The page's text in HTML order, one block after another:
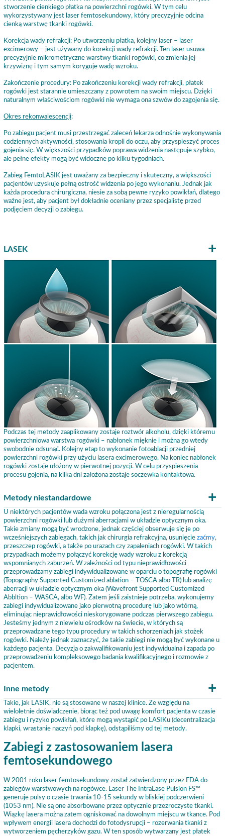
stworzenie cienkiego płatka na powierzchni rogówki. W tym celu
wykorzystywany jest laser femtosekundowy, który precyzyjnie odcina
cienką warstwę tkanki rogówki.
Korekcja wady refrakcji: Po utworzeniu płatka, kolejny laser – laser
excimerowy – jest używany do korekcji wady refrakcji. Ten laser usuwa
precyzyjnie mikrometryczne warstwy tkanki rogówki, co zmienia jej
krzywiznę i tym samym koryguje wadę wzroku.
Zakończenie procedury: Po zakończeniu korekcji wady refrakcji, płatek
rogówki jest starannie umieszczany z powrotem na swoim miejscu. Dzięki
naturalnym właściwościom rogówki nie wymaga ona szwów do zagojenia się.
Okres rekonwalescencji:
Po zabiegu pacjent musi przestrzegać zaleceń lekarza odnośnie wykonywania
codziennych aktywności, stosowania kropli do oczu, aby przyspieszyć proces
gojenia się. W większości przypadków poprawa widzenia następuje szybko,
ale pełne efekty mogą być widoczne po kilku tygodniach.
Zabieg FemtoLASIK jest uważany za bezpieczny i skuteczny, a większości
pacjentów uzyskuje pełną ostrość widzenia po jego wykonaniu. Jednak jak
każda procedura chirurgiczna, niesie za sobą pewne ryzyko powikłań, dlatego
ważne jest, aby pacjent był dokładnie oceniany przez specjalistę przed
podjęciem decyzji o zabiegu.
LASEK
Podczas tej metody zaaplikowany zostaje roztwór alkoholu, dzięki któremu
powierzchniowa warstwa rogówki – nabłonek mięknie i można go wtedy
swobodnie odsunąć. Kolejny etap to wykonanie fotoablacji przedniej
powierzchni rogówki przy użyciu lasera excimerowego. Na koniec nabłonek
rogówki zostaje ułożony w pierwotnej pozycji. W celu przyspieszenia
procesu gojenia, na kilka dni założona zostaje soczewka kontaktowa.
Metody niestandardowe
U niektórych pacjentów wada wzroku połączona jest z nieregularnością
powierzchni rogówki lub dużymi aberracjami w układzie optycznym oka.
Takie zmiany mogą być wrodzone, jednak częściej obserwuje się je po
wcześniejszych zabiegach, takich jak chirurgia refrakcyjna, usunięcie zaćmy,
przeszczep rogówki, a także po urazach czy zapaleniach rogówki. W takich
przypadkach możemy połączyć korekcję wady wzroku z korekcją
wspomnianych zaburzeń. W zależności od typu nieprawidłowości
przeprowadzamy zabiegi indywidualizowane w oparciu o topografię rogówki
(Topography Supported Customized ablation – TOSCA albo TR) lub analizę
aberracji w układzie optycznym oka (Wavefront Supported Customized
Abbltion – WASCA, albo WF). Zatem jeśli zaistnieje potrzeba, wykonujemy
zabiegi indywidualizowane jako pierwotną procedurę lub jako wtórną,
eliminując nieprawidłowości nieskorygowane podczas pierwszego zabiegu.
Jesteśmy jednym z niewielu ośrodków na świecie, w których są
przeprowadzane tego typu procedury w takich schorzeniach jak stożek
rogówki. Należy jednak zaznaczyć, że takie zabiegi nie mogą być wykonane u
każdego pacjenta. Decyzja o zakwalifikowaniu jest indywidualna i zapada po
przeprowadzeniu kompleksowego badania kwalifikacyjnego i rozmowie z
pacjentem.
Inne metody
Takie, jak LASIK, nie są stosowane w naszej klinice. Ze względu na
wieloletnie doświadczenie, biorąc też pod uwagę komfort pacjenta w czasie
zabiegu i ryzyko powikłań, które mogą wystąpić po LASIKu (decentralizacja
klapki, wrastanie naczyń pod klapkę), odstąpiliśmy od tej metody.
Zabiegi z zastosowaniem lasera
femtosekundowego
W 2001 roku laser femtosekundowy został zatwierdzony przez FDA do
zabiegów warstwowych na rogówce. Laser The IntraLase Pulsion FS™
generuje pulsy o czasie trwania 10-15 sekundy w bliskiej podczerwieni
(1053 nm). Nie są one absorbowane przez optycznie przezroczyste tkanki.
Wiązkę lasera można zatem ogniskować na dowolnym miejscu w tkance. Pod
wpływem energii lasera dochodzi do fotodysrupcji – rozerwania tkanki z
wytworzeniem pęcherzyków gazu. W ten sposób wytwarzany jest płatek